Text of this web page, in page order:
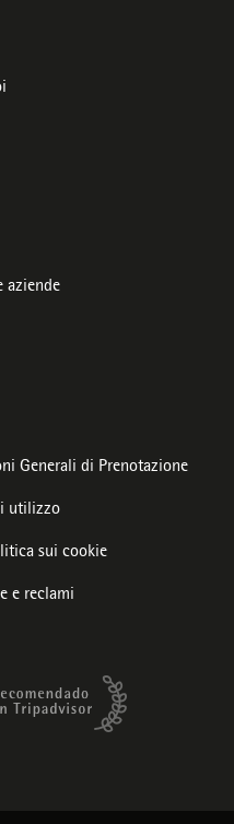
aziende
Generali di Prenotazione
utilizzo
sui cookie
e reclami